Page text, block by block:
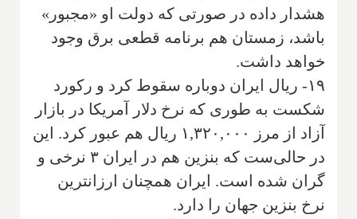
هشدار داده در صورتی که دولت او «مجبور»
باشد، زمستان هم برنامه قطعی برق وجود
خواهد داشت.
۱۹- ریال ایران دوباره سقوط کرد و رکورد
شکست به طوری که نرخ دلار آمریکا در بازار
آزاد از مرز ۱,۳۲۰,۰۰۰ ریال هم عبور کرد. این
در حالی‌ست که بنزین هم در ایران ۳ نرخی و
گران شده است. ایران همچنان ارزانترین
نرخ بنزین جهان را دارد.